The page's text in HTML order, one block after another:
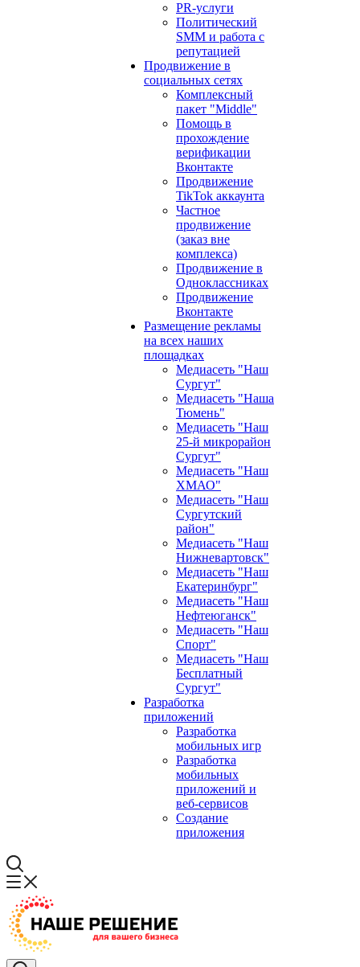
PR-услуги
Политический
SMM и работа с
репутацией
Продвижение в
социальных сетях
Комплексный
пакет "Middle"
Помощь в
прохождение
верификации
Вконтакте
Продвижение
TikTok аккаунта
Частное
продвижение
(заказ вне
комплекса)
Продвижение в
Одноклассниках
Продвижение
Вконтакте
Размещение рекламы
на всех наших
площадках
Медиасеть "Наш
Сургут"
Медиасеть "Наша
Тюмень"
Медиасеть "Наш
25-й микрорайон
Сургут"
Медиасеть "Наш
ХМАО"
Медиасеть "Наш
Сургутский
район"
Медиасеть "Наш
Нижневартовск"
Медиасеть "Наш
Екатеринбург"
Медиасеть "Наш
Нефтеюганск"
Медиасеть "Наш
Спорт"
Медиасеть "Наш
Бесплатный
Сургут"
Разработка
приложений
Разработка
мобильных игр
Разработка
мобильных
приложений и
веб-сервисов
Создание
приложения